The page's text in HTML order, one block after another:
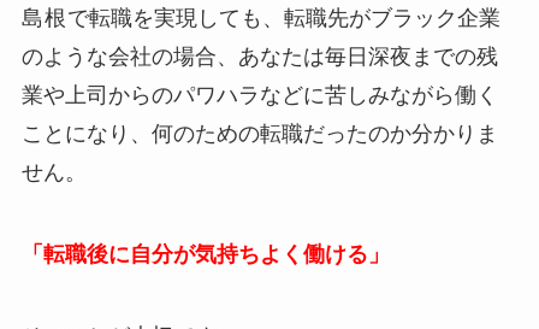
島根で転職を実現しても、転職先がブラック企業
のような会社の場合、あなたは毎日深夜までの残
業や上司からのパワハラなどに苦しみながら働く
ことになり、何のための転職だったのか分かりま
せん。
「転職後に自分が気持ちよく働ける」